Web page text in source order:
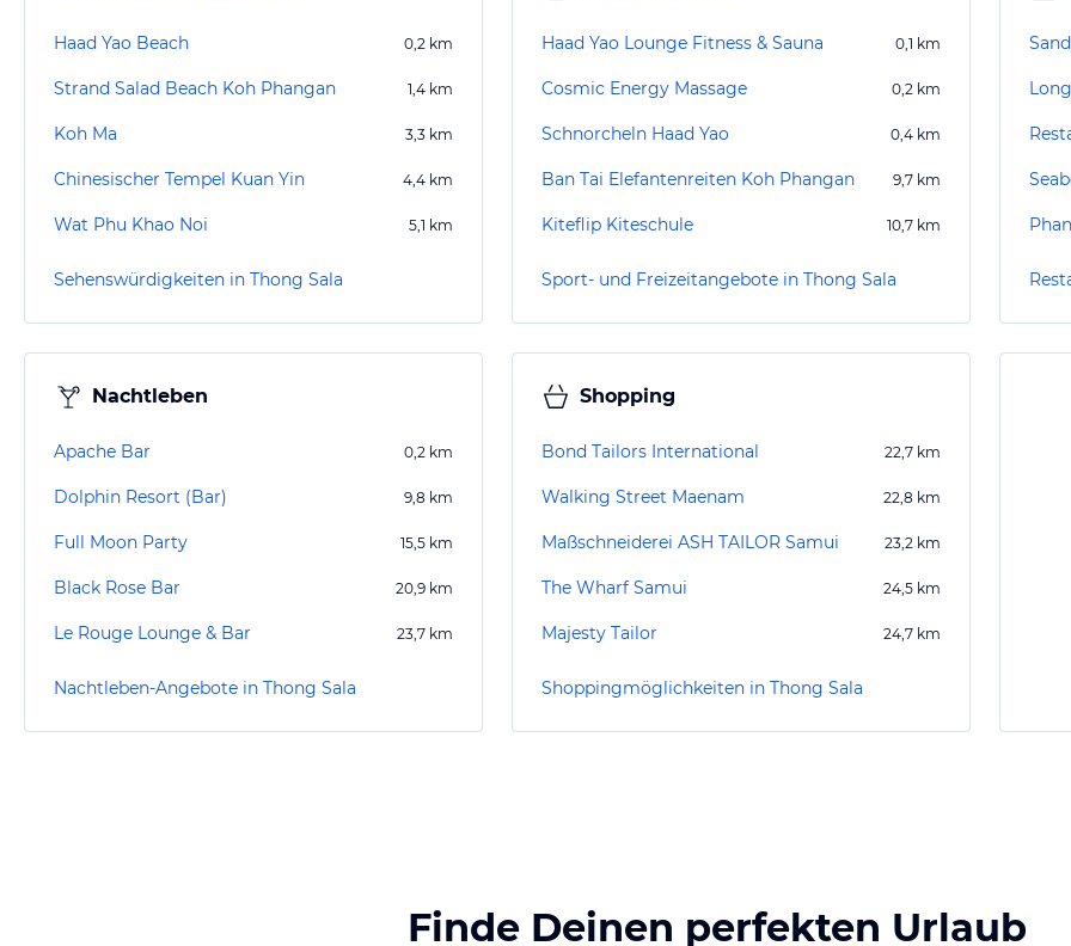
Haad Yao Beach 0,2 km
Strand Salad Beach Koh Phangan 1,4 km
Koh Ma 3,3 km
Chinesischer Tempel Kuan Yin 4,4 km
Wat Phu Khao Noi 5,1 km
Sehenswürdigkeiten in Thong Sala
Haad Yao Lounge Fitness & Sauna 0,1 km
Cosmic Energy Massage 0,2 km
Schnorcheln Haad Yao 0,4 km
Ban Tai Elefantenreiten Koh Phangan 9,7 km
Kiteflip Kiteschule 10,7 km
Sport- und Freizeitangebote in Thong Sala
Nachtleben
Apache Bar 0,2 km
Dolphin Resort (Bar) 9,8 km
Full Moon Party 15,5 km
Black Rose Bar 20,9 km
Le Rouge Lounge & Bar 23,7 km
Nachtleben-Angebote in Thong Sala
Shopping
Bond Tailors International 22,7 km
Walking Street Maenam 22,8 km
Maßschneiderei ASH TAILOR Samui 23,2 km
The Wharf Samui 24,5 km
Majesty Tailor 24,7 km
Shoppingmöglichkeiten in Thong Sala
Finde Deinen perfekten Urlaub